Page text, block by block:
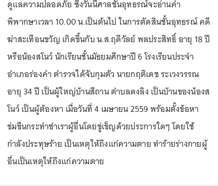
ดูแลความปลอดภัย ซึ่งวันนี้ศาลชั้นอุทธรณ์จะอ่านคำ
พิพากษาเวลา 10.00 น.เป็นต้นไป ในการตัดสินชั้นอุทธรณ์ คดี
ฆ่าสะเทือนขวัญ เกิดขึ้นกับ น.ส.ฤดีวัลย์ พลประสิทธิ์ อายุ 18 ปี
หรือน้องสโนว์ นักเรียนชั้นมัธยมศึกษาปี 6 โรงเรียนประจำ
อำเภอร่องคำ ตำรวจได้จับกุมตัว นายกฤติเดช ระเวงวรรณ
อายุ 34 ปี เป็นผู้ใหญ่บ้านสีถาน ตำบลดงลิง เป็นบ้านของน้องส
โนว์ เป็นผู้ต้องหา เมื่อวันที่ 4 เมษายน 2559 พร้อมตั้งข้อหา
ข่มขืนกระทำชำเราผู้อื่นโดยขู่เข็ญด้วยประการใดๆ โดยใช้
กำลังประทุษร้าย เป็นเหตุให้ถึงแก่ความตาย ทำร้ายร่างกายผู้
อื่นเป็นเหตุให้ถึงแก่ความตาย